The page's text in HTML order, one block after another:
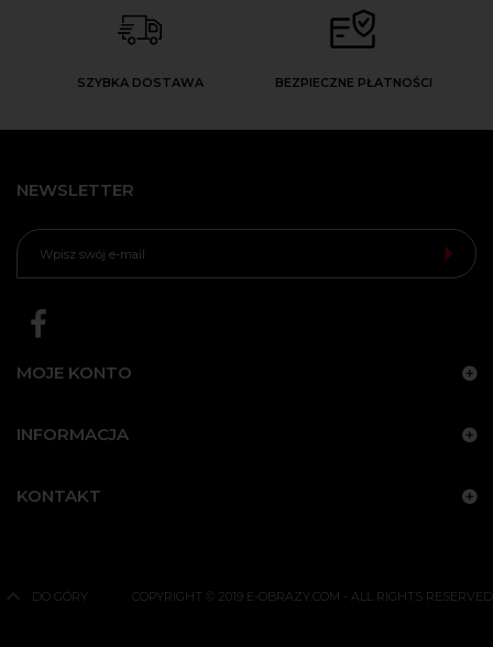
SZYBKA DOSTAWA BEZPIECZNE PŁATNOŚCI
NEWSLETTER
MOJE KONTO
INFORMACJA
KONTAKT
DO GÓRY COPYRIGHT © 2019 E-OBRAZY.COM - ALL RIGHTS RESERVED